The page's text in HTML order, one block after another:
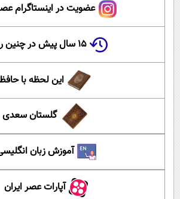
عضویت در اینستاگرام
۱۵ سال پیش در چنین روزی
این لحظه با
گلستان سعدی
آموزش زبان
آپارات عصر ایران